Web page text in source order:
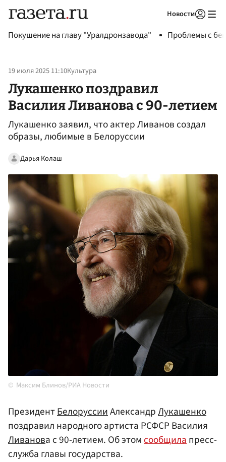
Новости
Покушение на главу "Уралдронзавода" Проблемы с
19 июля 2025 11:10Культура
Лукашенко поздравил
Василия Ливанова с 90-летием
Лукашенко заявил, что актер Ливанов создал
образы, любимые в Белоруссии
Дарья Колаш
Максим Блинов/РИА Новости
ПрезидентБелоруссииАлександрЛукашенко
поздравил народного артиста РСФСР Василия
Ливанова с 90-летием. Об этомсообщилапресс-
служба главы государства.